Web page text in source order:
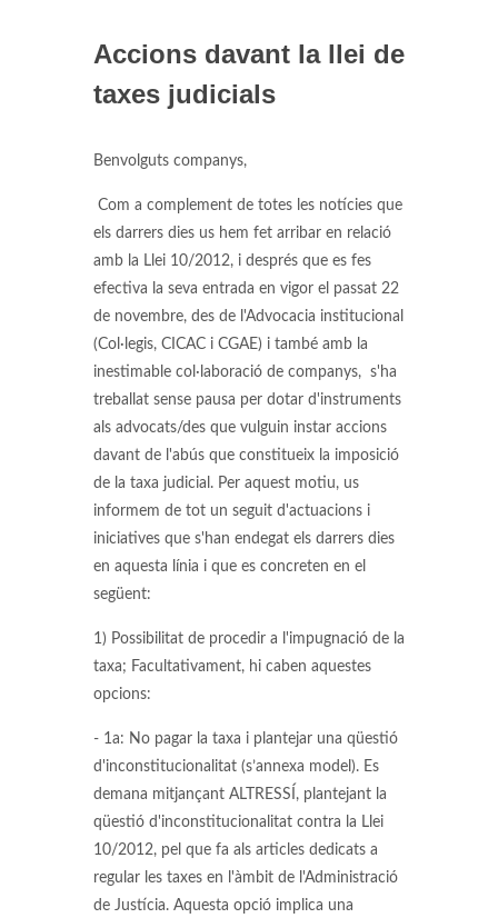
Accions davant la llei de
taxes judicials
Benvolguts companys,
Com a complement de totes les notícies que
els darrers dies us hem fet arribar en relació
amb la Llei 10/2012, i després que es fes
efectiva la seva entrada en vigor el passat 22
de novembre, des de l'Advocacia institucional
(Col·legis, CICAC i CGAE) i també amb la
inestimable col·laboració de companys, s'ha
treballat sense pausa per dotar d'instruments
als advocats/des que vulguin instar accions
davant de l'abús que constitueix la imposició
de la taxa judicial. Per aquest motiu, us
informem de tot un seguit d'actuacions i
iniciatives que s'han endegat els darrers dies
en aquesta línia i que es concreten en el
següent:
1) Possibilitat de procedir a l'impugnació de la
taxa; Facultativament, hi caben aquestes
opcions:
- 1a: No pagar la taxa i plantejar una qüestió
d'inconstitucionalitat (s’annexa model). Es
demana mitjançant ALTRESSÍ, plantejant la
qüestió d'inconstitucionalitat contra la Llei
10/2012, pel que fa als articles dedicats a
regular les taxes en l'àmbit de l'Administració
de Justícia. Aquesta opció implica una